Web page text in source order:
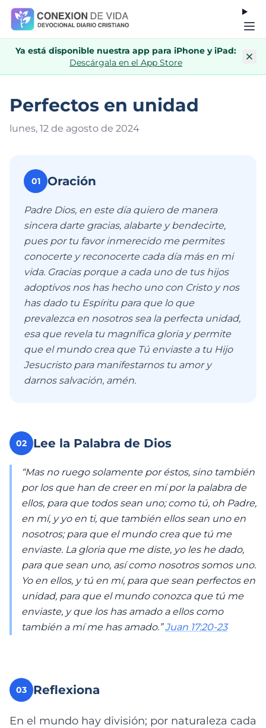
Ya está disponible nuestra app para iPhone y iPad:
Descárgala en el App Store
Perfectos en unidad
lunes, 12 de agosto de 2024
01 Oración
Padre Dios, en este día quiero de manera
sincera darte gracias, alabarte y bendecirte,
pues por tu favor inmerecido me permites
conocerte y reconocerte cada día más en mi
vida. Gracias porque a cada uno de tus hijos
adoptivos nos has hecho uno con Cristo y nos
has dado tu Espíritu para que lo que
prevalezca en nosotros sea la perfecta unidad,
esa que revela tu magnífica gloria y permite
que el mundo crea que Tú enviaste a tu Hijo
Jesucristo para manifestarnos tu amor y
darnos salvación, amén.
02 Lee la Palabra de Dios
“Mas no ruego solamente por éstos, sino también
por los que han de creer en mí por la palabra de
ellos, para que todos sean uno; como tú, oh Padre,
en mí, y yo en ti, que también ellos sean uno en
nosotros; para que el mundo crea que tú me
enviaste. La gloria que me diste, yo les he dado,
para que sean uno, así como nosotros somos uno.
Yo en ellos, y tú en mí, para que sean perfectos en
unidad, para que el mundo conozca que tú me
enviaste, y que los has amado a ellos como
también a mí me has amado.”Juan 17:20-23
03 Reflexiona
En el mundo hay división; por naturaleza cada